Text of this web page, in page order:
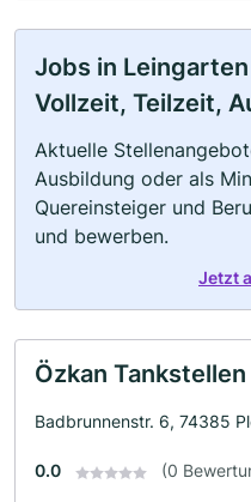
Jobs in
Vollzeit, Teilzeit,
Aktuelle
Ausbildung oder als
Quereinsteiger und
und bewerben.
Jetzt
Özkan Tankstellen
Badbrunnenstr. 6, 74385
0.0 (0